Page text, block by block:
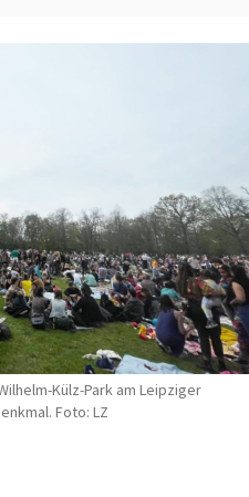
Külz-Park am Leipziger
Foto: LZ